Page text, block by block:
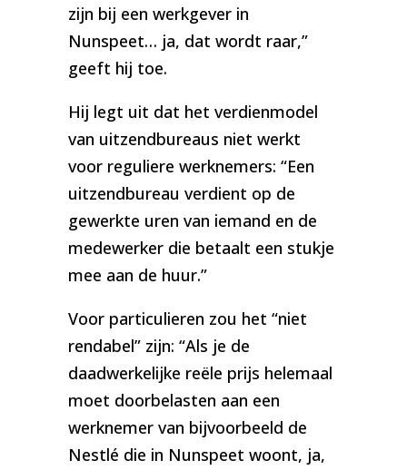
zijn bij een werkgever in
Nunspeet… ja, dat wordt raar,”
geeft hij toe.
Hij legt uit dat het verdienmodel
van uitzendbureaus niet werkt
voor reguliere werknemers: “Een
uitzendbureau verdient op de
gewerkte uren van iemand en de
medewerker die betaalt een stukje
mee aan de huur.”
Voor particulieren zou het “niet
rendabel” zijn: “Als je de
daadwerkelijke reële prijs helemaal
moet doorbelasten aan een
werknemer van bijvoorbeeld de
Nestlé die in Nunspeet woont, ja,